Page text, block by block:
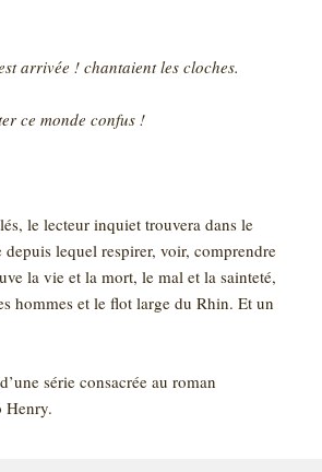
arrivée ! chantaient les cloches.
ce monde confus !
le lecteur inquiet trouvera dans le
depuis lequel respirer, voir, comprendre
la vie et la mort, le mal et la sainteté,
hommes et le flot large du Rhin. Et un
série consacrée au roman
Henry.